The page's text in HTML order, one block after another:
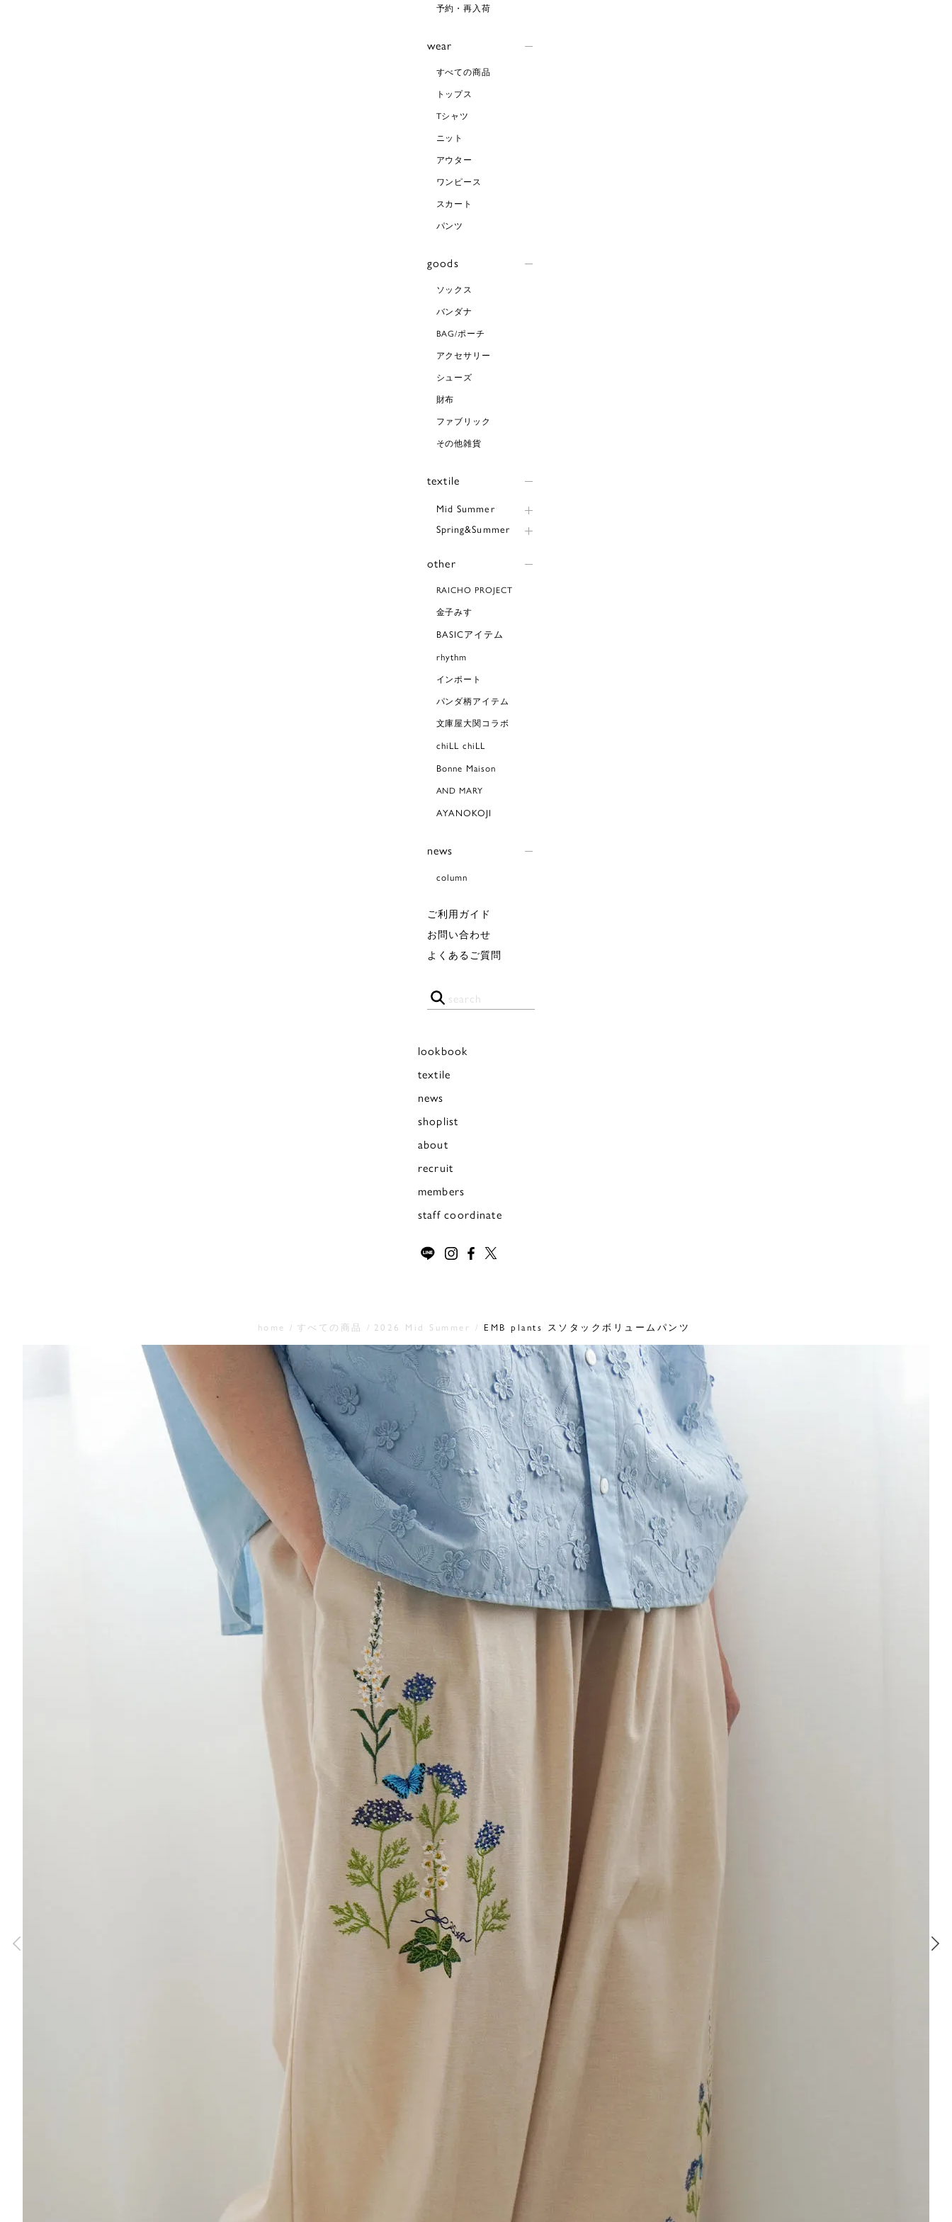
予約・再入荷
wear
すべての商品
トップス
Tシャツ
ニット
アウター
ワンピース
スカート
パンツ
goods
ソックス
バンダナ
BAG/ポーチ
アクセサリー
シューズ
財布
ファブリック
その他雑貨
textile
Mid Summer
Spring&Summer
other
RAICHO PROJECT
金子みすゞ
BASICアイテム
rhythm
インポート
パンダ柄アイテム
文庫屋大関コラボ
chiLL chiLL
Bonne Maison
AND MARY
AYANOKOJI
news
column
ご利用ガイド
お問い合わせ
よくあるご質問
lookbook
textile
news
shoplist
about
recruit
members
staff coordinate
home すべての商品 2026 Mid Summer EMB plants スソタックボリュームパンツ